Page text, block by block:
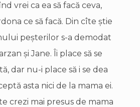
vrei ca ea să facă ceva,
ce să facă. Din cîte ştie
peşterilor s-a demodat
şi Jane. Îi place să se
dar nu-i place să i se dea
asta nici de la mama ei.
crezi mai presus de mama